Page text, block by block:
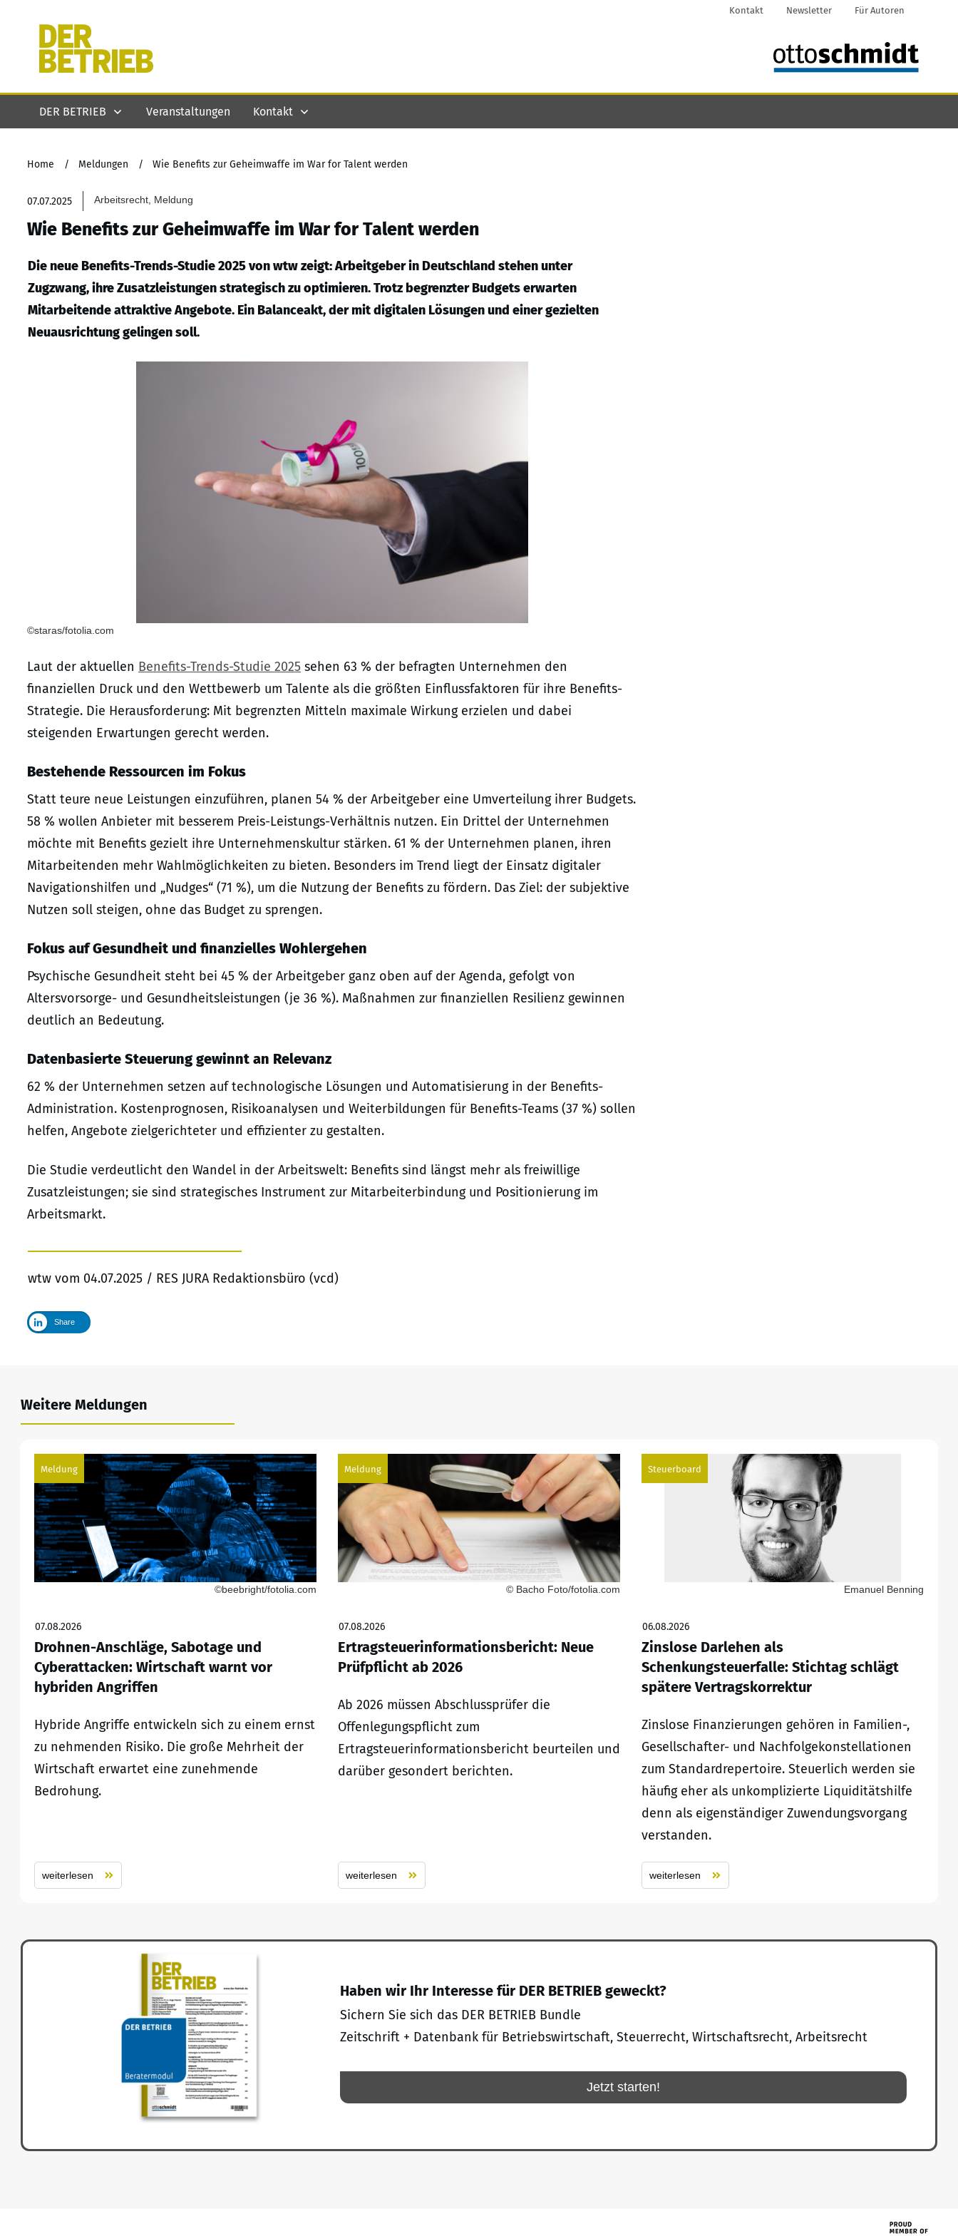
Kontakt Newsletter Für Autoren
DER BETRIEB Veranstaltungen Kontakt
Home / Meldungen / Wie Benefits zur Geheimwaffe im War for Talent werden
07.07.2025 Arbeitsrecht, Meldung
Wie Benefits zur Geheimwaffe im War for Talent werden
Die neue Benefits-Trends-Studie 2025 von wtw zeigt: Arbeitgeber in Deutschland stehen unter
Zugzwang, ihre Zusatzleistungen strategisch zu optimieren. Trotz begrenzter Budgets erwarten
Mitarbeitende attraktive Angebote. Ein Balanceakt, der mit digitalen Lösungen und einer gezielten
Neuausrichtung gelingen soll.
©staras/fotolia.com
Laut der aktuellen Benefits-Trends-Studie 2025 sehen 63 % der befragten Unternehmen den
finanziellen Druck und den Wettbewerb um Talente als die größten Einflussfaktoren für ihre Benefits-
Strategie. Die Herausforderung: Mit begrenzten Mitteln maximale Wirkung erzielen und dabei
steigenden Erwartungen gerecht werden.
Bestehende Ressourcen im Fokus
Statt teure neue Leistungen einzuführen, planen 54 % der Arbeitgeber eine Umverteilung ihrer Budgets.
58 % wollen Anbieter mit besserem Preis-Leistungs-Verhältnis nutzen. Ein Drittel der Unternehmen
möchte mit Benefits gezielt ihre Unternehmenskultur stärken. 61 % der Unternehmen planen, ihren
Mitarbeitenden mehr Wahlmöglichkeiten zu bieten. Besonders im Trend liegt der Einsatz digitaler
Navigationshilfen und „Nudges“ (71 %), um die Nutzung der Benefits zu fördern. Das Ziel: der subjektive
Nutzen soll steigen, ohne das Budget zu sprengen.
Fokus auf Gesundheit und finanzielles Wohlergehen
Psychische Gesundheit steht bei 45 % der Arbeitgeber ganz oben auf der Agenda, gefolgt von
Altersvorsorge- und Gesundheitsleistungen (je 36 %). Maßnahmen zur finanziellen Resilienz gewinnen
deutlich an Bedeutung.
Datenbasierte Steuerung gewinnt an Relevanz
62 % der Unternehmen setzen auf technologische Lösungen und Automatisierung in der Benefits-
Administration. Kostenprognosen, Risikoanalysen und Weiterbildungen für Benefits-Teams (37 %) sollen
helfen, Angebote zielgerichteter und effizienter zu gestalten.
Die Studie verdeutlicht den Wandel in der Arbeitswelt: Benefits sind längst mehr als freiwillige
Zusatzleistungen; sie sind strategisches Instrument zur Mitarbeiterbindung und Positionierung im
Arbeitsmarkt.
wtw vom 04.07.2025 / RES JURA Redaktionsbüro (vcd)
Share
Weitere Meldungen
Meldung
©beebright/fotolia.com
07.08.2026
Drohnen-Anschläge, Sabotage und
Cyberattacken: Wirtschaft warnt vor
hybriden Angriffen
Hybride Angriffe entwickeln sich zu einem ernst
zu nehmenden Risiko. Die große Mehrheit der
Wirtschaft erwartet eine zunehmende
Bedrohung.
weiterlesen
Meldung
© Bacho Foto/fotolia.com
07.08.2026
Ertragsteuerinformationsbericht: Neue
Prüfpflicht ab 2026
Ab 2026 müssen Abschlussprüfer die
Offenlegungspflicht zum
Ertragsteuerinformationsbericht beurteilen und
darüber gesondert berichten.
weiterlesen
Steuerboard
Emanuel Benning
06.08.2026
Zinslose Darlehen als
Schenkungsteuerfalle: Stichtag schlägt
spätere Vertragskorrektur
Zinslose Finanzierungen gehören in Familien-,
Gesellschafter- und Nachfolgekonstellationen
zum Standardrepertoire. Steuerlich werden sie
häufig eher als unkomplizierte Liquiditätshilfe
denn als eigenständiger Zuwendungsvorgang
verstanden.
weiterlesen
Haben wir Ihr Interesse für DER BETRIEB geweckt?
Sichern Sie sich das DER BETRIEB Bundle
Zeitschrift + Datenbank für Betriebswirtschaft, Steuerrecht, Wirtschaftsrecht, Arbeitsrecht
Jetzt starten!